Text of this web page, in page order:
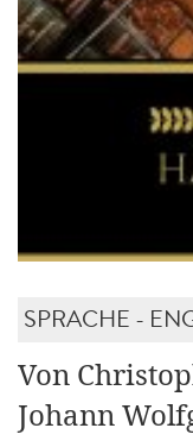
SPRACHE -
Von
Johann